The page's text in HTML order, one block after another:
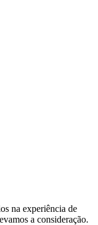
na experiência de
a consideração.